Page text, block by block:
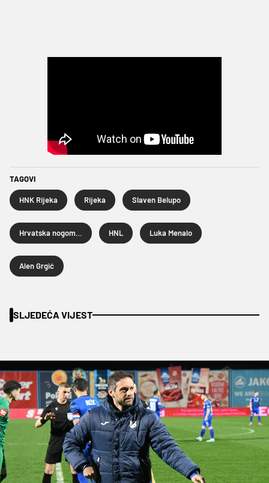
TAGOVI
HNK Rijeka Rijeka Slaven Belupo
HNL Luka Menalo
Alen Grgić
SLJEDEĆA VIJEST